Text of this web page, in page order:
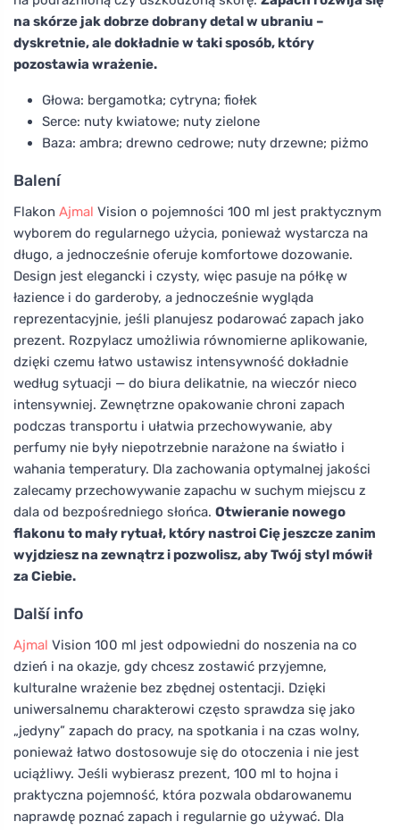
na skórze jak dobrze dobrany detal w ubraniu –
dyskretnie, ale dokładnie w taki sposób, który
pozostawia wrażenie.
Głowa: bergamotka; cytryna; fiołek
Serce: nuty kwiatowe; nuty zielone
Baza: ambra; drewno cedrowe; nuty drzewne; piżmo
Balení
Flakon Ajmal Vision o pojemności 100 ml jest praktycznym
wyborem do regularnego użycia, ponieważ wystarcza na
długo, a jednocześnie oferuje komfortowe dozowanie.
Design jest elegancki i czysty, więc pasuje na półkę w
łazience i do garderoby, a jednocześnie wygląda
reprezentacyjnie, jeśli planujesz podarować zapach jako
prezent. Rozpylacz umożliwia równomierne aplikowanie,
dzięki czemu łatwo ustawisz intensywność dokładnie
według sytuacji — do biura delikatnie, na wieczór nieco
intensywniej. Zewnętrzne opakowanie chroni zapach
podczas transportu i ułatwia przechowywanie, aby
perfumy nie były niepotrzebnie narażone na światło i
wahania temperatury. Dla zachowania optymalnej jakości
zalecamy przechowywanie zapachu w suchym miejscu z
dala od bezpośredniego słońca. Otwieranie nowego
flakonu to mały rytuał, który nastroi Cię jeszcze zanim
wyjdziesz na zewnątrz i pozwolisz, aby Twój styl mówił
za Ciebie.
Další info
Ajmal Vision 100 ml jest odpowiedni do noszenia na co
dzień i na okazje, gdy chcesz zostawić przyjemne,
kulturalne wrażenie bez zbędnej ostentacji. Dzięki
uniwersalnemu charakterowi często sprawdza się jako
„jedyny” zapach do pracy, na spotkania i na czas wolny,
ponieważ łatwo dostosowuje się do otoczenia i nie jest
uciążliwy. Jeśli wybierasz prezent, 100 ml to hojna i
praktyczna pojemność, która pozwala obdarowanemu
naprawdę poznać zapach i regularnie go używać. Dla